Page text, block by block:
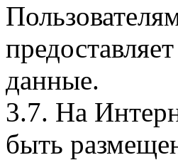
данные.
3.7. На
быть